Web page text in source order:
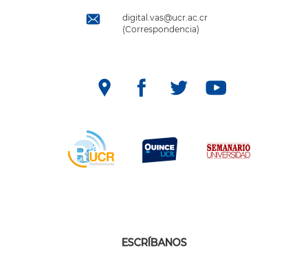
digital.vas@ucr.ac.cr
(Correspondencia)
ESCRÍBANOS